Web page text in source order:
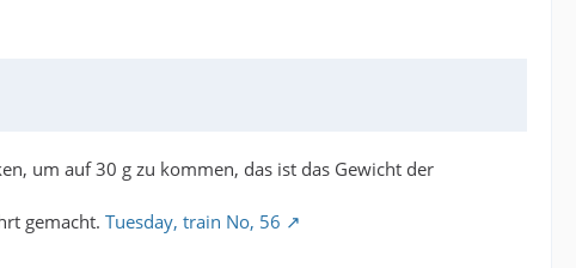
um auf 30 g zu kommen, das ist das Gewicht der
gemacht. Tuesday, train No, 56